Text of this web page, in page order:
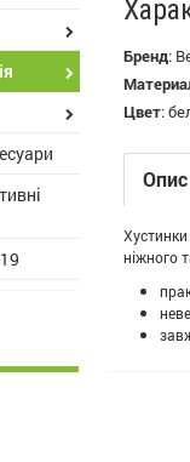
Бренд:
Цвет:
Хустинки
ніжного